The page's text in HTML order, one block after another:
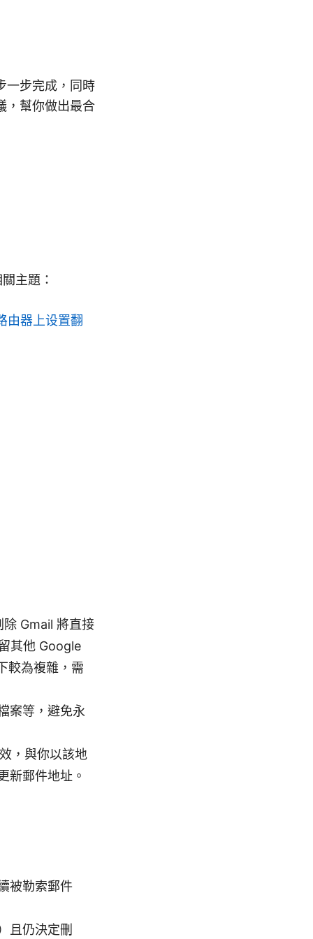
一步完成，同時
，幫你做出最合
主題：
由器上设置翻
Gmail 將直接
其他 Google
較為複雜，需
案等，避免永
，與你以該地
新郵件地址。
被勒索郵件
且仍決定刪